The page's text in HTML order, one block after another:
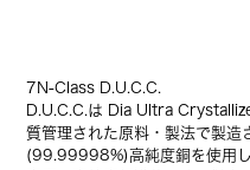
7N-Class D.U.C.C.
D.U.C.C.は Dia Ultra
質管理された原料・製法で製造
(99.99998%)高純度銅を使用